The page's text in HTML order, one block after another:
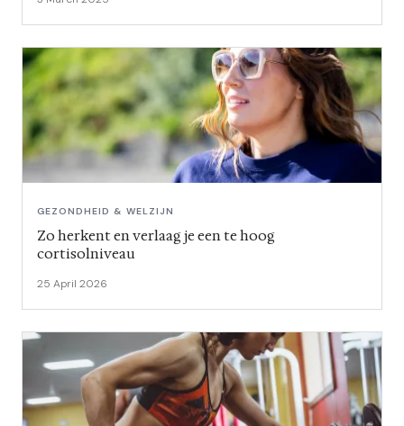
GEZONDHEID & WELZIJN
Zo herkent en verlaag je een te hoog
cortisolniveau
25 April 2026